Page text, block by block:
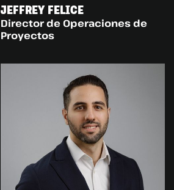
JEFFREY FELICE
Director de Operaciones de
Proyectos